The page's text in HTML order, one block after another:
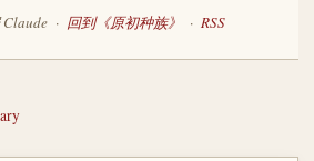
· 回到《原初种族》 · RSS